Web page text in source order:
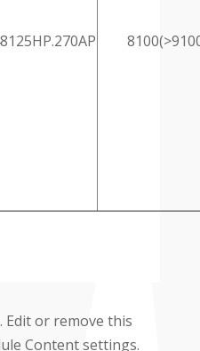
Edit or remove this
Content settings.